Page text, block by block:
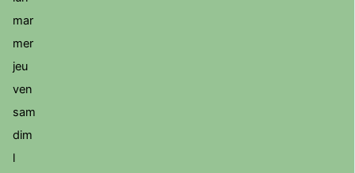
mar
mer
jeu
ven
sam
dim
l